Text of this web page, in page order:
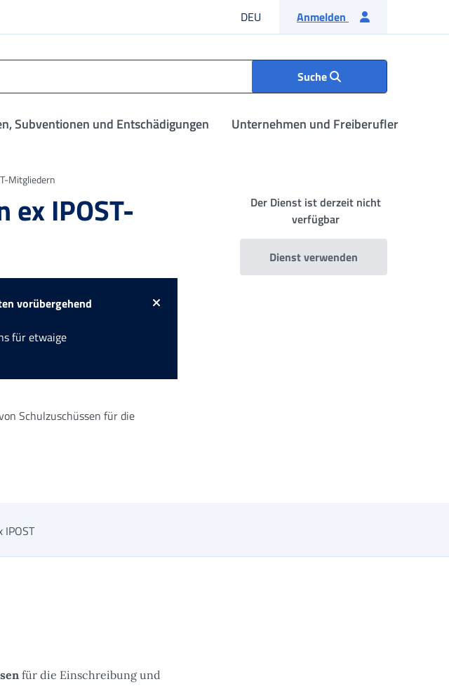
DEU Deutsche Sprache
Anmelden
Suche
Subventionen und Entschädigungen Unternehmen und Freiberufler
Mitgliedern
IPOST-
vorübergehend
für etwaige
Der Dienst ist derzeit nicht
verfügbar
Dienst verwenden
Schulzuschüssen für die
für die Einschreibung und